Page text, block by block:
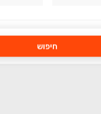
חיפוש